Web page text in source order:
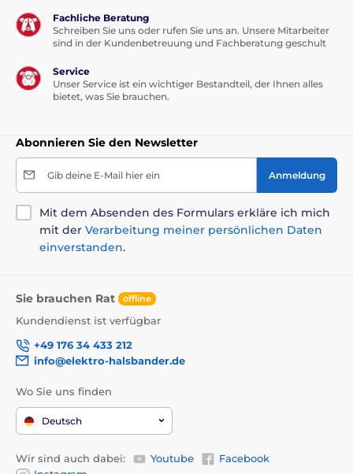
Analytische Komponenten:
Rohprotein 30 %, Rohfett 18 %, Rohfaser 2,5 %,
Rohasche 8 %, Feuchtigkeit 10 %, Calcium 1,5 %,
Omega-3-Fettsäuren 0,5 %, Omega-6-Fettsäuren 2,3 %.
Tierisches Eiweiß 85 % des Gesamtproteins.
Zusatzstoffe pro kg:
Fachliche Beratung
Schreiben Sie uns oder rufen Sie uns an. Unsere Mitarbeiter
sind in der Kundenbetreuung und Fachberatung geschult
Service
Unser Service ist ein wichtiger Bestandteil, der Ihnen alles
bietet, was Sie brauchen.
Abonnieren Sie den Newsletter
Gib deine E-Mail hier ein Anmeldung
Mit dem Absenden des Formulars erkläre ich mich
mit der Verarbeitung meiner persönlichen Daten
einverstanden.
Sie brauchen Rat offline
Kundendienst ist verfügbar
+49 176 34 433 212
info@elektro-halsbander.de
Wo Sie uns finden
Deutsch
Wir sind auch dabei: Youtube
Facebook